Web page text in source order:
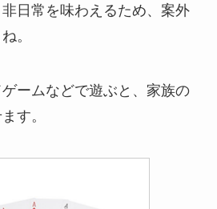
日常を味わえるため、案外
。
ームなどで遊ぶと、家族の
す。